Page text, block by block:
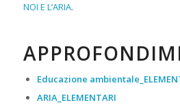
NOI E L’ARIA.
Educazione
ARIA_ELEMENTARI